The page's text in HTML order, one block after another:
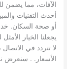
الآفات، مما يضمن
أحدث التقنيات
أو صحة السكان.
يجعلنا الخيار
لا تتردد في
الأسعار. . سنعرض